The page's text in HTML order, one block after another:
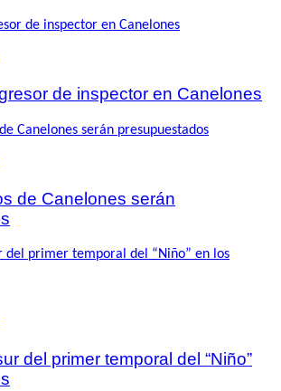
de inspector en Canelones
de Canelones serán
del primer temporal del “Niño”